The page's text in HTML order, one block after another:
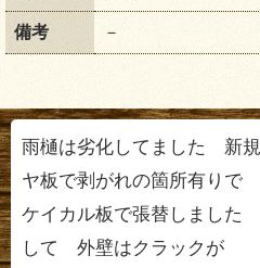
備考 －
雨樋は劣化してました 新
ヤ板で剥がれの箇所有りで
ケイカル板で張替しました
して 外壁はクラックが